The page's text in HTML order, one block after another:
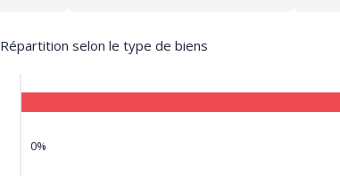
Répartition selon le type de biens
0%